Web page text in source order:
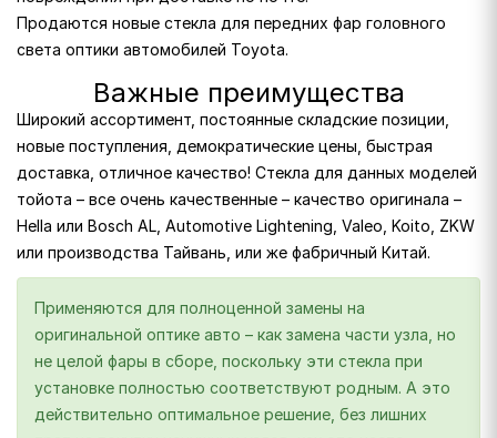
Продаются новые стекла для передних фар головного
света оптики автомобилей Toyota.
Важные преимущества
Широкий ассортимент, постоянные складские позиции,
новые поступления, демократические цены, быстрая
доставка, отличное качество! Стекла для данных моделей
тойота – все очень качественные – качество оригинала –
Hella или Bosch AL, Automotive Lightening, Valeo, Koito, ZKW
или производства Тайвань, или же фабричный Китай.
Применяются для полноценной замены на
оригинальной оптике авто – как замена части узла, но
не целой фары в сборе, поскольку эти стекла при
установке полностью соответствуют родным. А это
действительно оптимальное решение, без лишних